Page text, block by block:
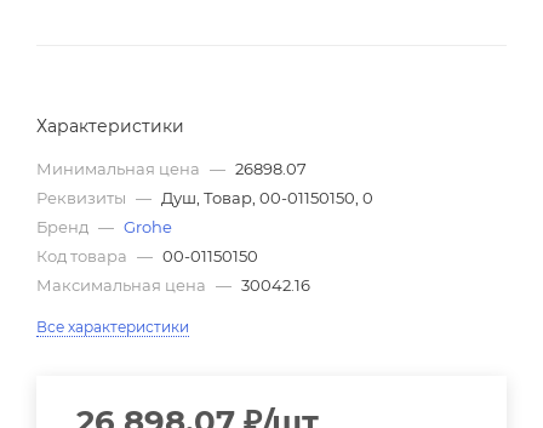
Характеристики
Минимальная цена — 26898.07
Реквизиты — Душ, Товар, 00-01150150, 0
Бренд — Grohe
Код товара — 00-01150150
Максимальная цена — 30042.16
Все характеристики